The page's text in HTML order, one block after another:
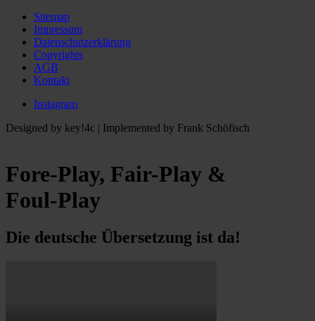
Sitemap
Impressum
Daten­schutz­er­klä­rung
Copyrights
AGB
Kontakt
Instagram
Designed by key!4c | Implemented by Frank Schöfisch
Fore-Play, Fair-Play &
Foul-Play
Die deutsche Übersetzung ist da!